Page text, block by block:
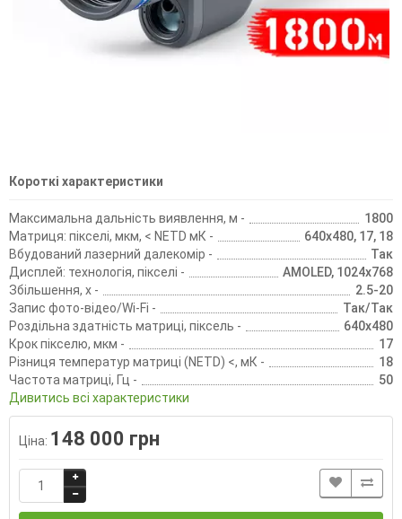
Короткі характеристики
Максимальна дальність виявлення, м -
1800
Матриця: пікселі, мкм, < NETD мК -
640х480, 17, 18
Вбудований лазерний далекомір -
Так
Дисплей: технологія, пікселі -
AMOLED, 1024х768
Збільшення, х -
2.5-20
Запис фото-відео/Wi-Fi -
Так/Так
Роздільна здатність матриці, піксель -
640х480
Крок пікселю, мкм -
17
Різниця температур матриці (NETD) <, мК -
18
Частота матриці, Гц -
50
Дивитись всі характеристики
Ціна: 148 000 грн